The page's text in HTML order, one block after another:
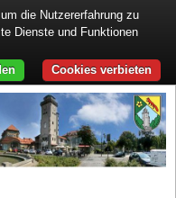
die Nutzererfahrung zu
Dienste und Funktionen
Cookies verbieten